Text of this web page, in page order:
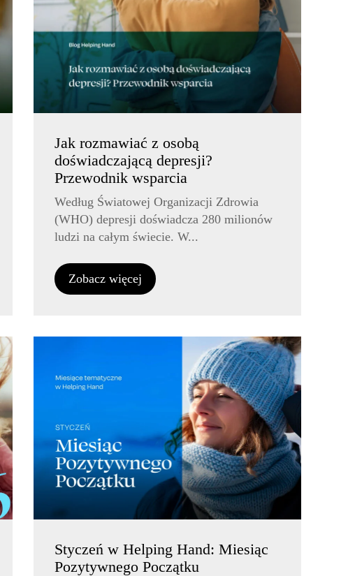
Jak rozmawiać z osobą
doświadczającą depresji?
Przewodnik wsparcia
Według Światowej Organizacji Zdrowia
(WHO) depresji doświadcza 280 milionów
ludzi na całym świecie. W...
Zobacz więcej
Styczeń w Helping Hand: Miesiąc
Pozytywnego Początku